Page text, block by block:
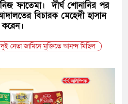
ফাতেমা। দীর্ঘ শোনানির পর
বিচারক মেহেদী হাসান
নেতা জামিনে মুক্তিতে আনন্দ মিছিল